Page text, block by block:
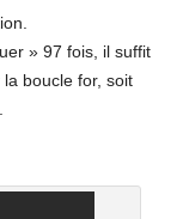
» 97 fois, il suffit
boucle for, soit